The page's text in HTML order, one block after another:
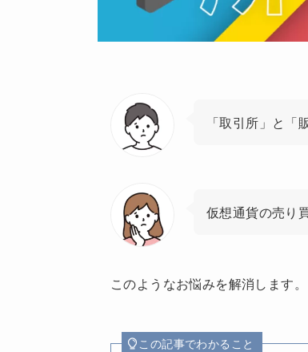
「取引所」と「
仮想通貨の売り
このようなお悩みを解消します。
この記事でわかること